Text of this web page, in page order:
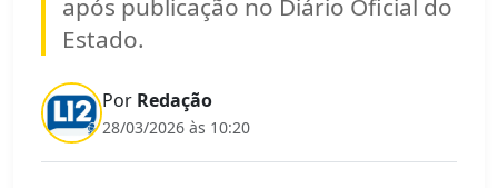
após publicação no Diário Oficial do
Estado.
Por Redação
28/03/2026 às 10:20